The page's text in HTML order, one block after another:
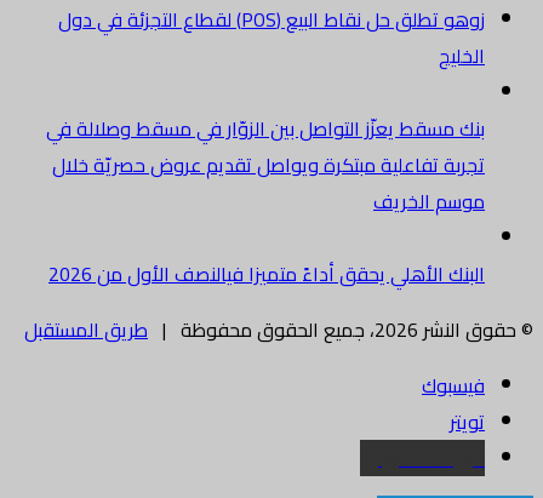
زوهو تطلق حل نقاط البيع (POS) لقطاع التجزئة في دول
الخليج
بنك مسقط يعزّز التواصل بين الزوّار في مسقط وصلالة في
تجربة تفاعلية مبتكرة ويواصل تقديم عروض حصريّة خلال
موسم الخريف
البنك الأهلي يحقق أداءً متميزا فيالنصف الأول من 2026
© حقوق النشر 2026، جميع الحقوق محفوظة |
طريق المستقبل
فيسبوك
تويتر
البريد الالكتروني